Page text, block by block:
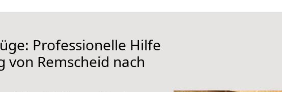
Professionelle Hilfe
Remscheid nach